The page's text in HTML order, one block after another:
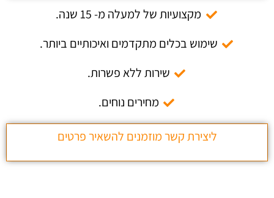
מקצועיות של למעלה מ- 15 שנה.
שימוש בכלים מתקדמים ואיכותיים ביותר.
שירות ללא פשרות.
מחירים נוחים.
ליצירת קשר מוזמנים להשאיר פרטים